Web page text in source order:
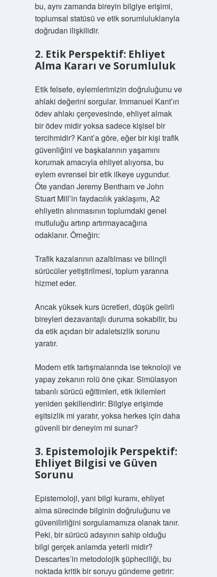
bu, aynı zamanda bireyin bilgiye erişimi,
toplumsal statüsü ve etik sorumluluklarıyla
doğrudan ilişkilidir.
2. Etik Perspektif: Ehliyet
Alma Kararı ve Sorumluluk
Etik felsefe, eylemlerimizin doğruluğunu ve
ahlaki değerini sorgular. Immanuel Kant’ın
ödev ahlakı çerçevesinde, ehliyet almak
bir ödev midir yoksa sadece kişisel bir
tercihmidir? Kant’a göre, eğer bir kişi trafik
güvenliğini ve başkalarının yaşamını
korumak amacıyla ehliyet alıyorsa, bu
eylem evrensel bir etik ilkeye uygundur.
Öte yandan Jeremy Bentham ve John
Stuart Mill’in faydacılık yaklaşımı, A2
ehliyetin alınmasının toplumdaki genel
mutluluğu artırıp artırmayacağına
odaklanır. Örneğin:
Trafik kazalarının azaltılması ve bilinçli
sürücüler yetiştirilmesi, toplum yararına
hizmet eder.
Ancak yüksek kurs ücretleri, düşük gelirli
bireyleri dezavantajlı duruma sokabilir, bu
da etik açıdan bir adaletsizlik sorunu
yaratır.
Modern etik tartışmalarında ise teknoloji ve
yapay zekanın rolü öne çıkar. Simülasyon
tabanlı sürücü eğitimleri, etik ikilemleri
yeniden şekillendirir: Bilgiye erişimde
eşitsizlik mi yaratır, yoksa herkes için daha
güvenli bir deneyim mi sunar?
3. Epistemolojik Perspektif:
Ehliyet Bilgisi ve Güven
Sorunu
Epistemoloji, yani bilgi kuramı, ehliyet
alma sürecinde bilginin doğruluğunu ve
güvenilirliğini sorgulamamıza olanak tanır.
Peki, bir sürücü adayının sahip olduğu
bilgi gerçek anlamda yeterli midir?
Descartes’in metodolojik şüpheciliği, bu
noktada kritik bir soruyu gündeme getirir: